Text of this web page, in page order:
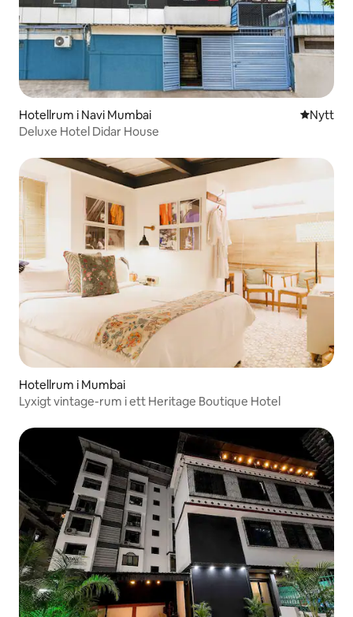
Hotellrum i Navi Mumbai NyttNytt
Deluxe Hotel Didar House
Hotellrum i Mumbai
Lyxigt vintage-rum i ett Heritage Boutique Hotel